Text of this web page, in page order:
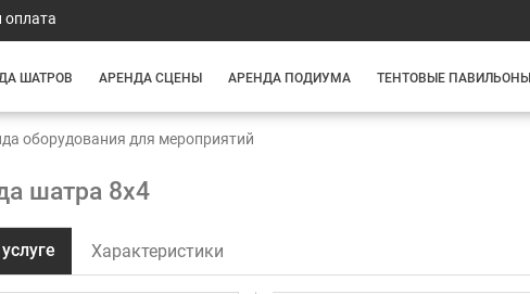
оплата
ШАТРОВ АРЕНДА СЦЕНЫ АРЕНДА ПОДИУМА ТЕНТОВЫЕ ПАВИЛЬОНЫ
оборудования для мероприятий
шатра 8х4
Характеристики